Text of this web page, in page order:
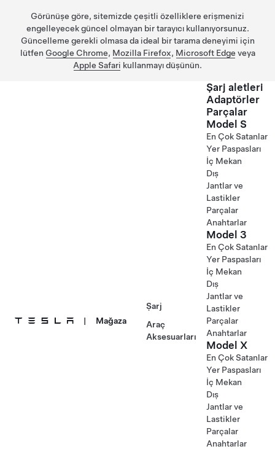
Görünüşe göre, sitemizde çeşitli özelliklere erişmenizi
engelleyecek güncel olmayan bir tarayıcı kullanıyorsunuz.
Güncelleme gerekli olmasa da ideal bir tarama deneyimi için
lütfen Google Chrome, Mozilla Firefox, Microsoft Edge veya
Apple Safari kullanmayı düşünün.
| Mağaza
Şarj
Araç
Aksesuarları
Şarj aletleri
Adaptörler
Parçalar
Model S
En Çok Satanlar
Yer Paspasları
İç Mekan
Dış
Jantlar ve
Lastikler
Parçalar
Anahtarlar
Model 3
En Çok Satanlar
Yer Paspasları
İç Mekan
Dış
Jantlar ve
Lastikler
Parçalar
Anahtarlar
Model X
En Çok Satanlar
Yer Paspasları
İç Mekan
Dış
Jantlar ve
Lastikler
Parçalar
Anahtarlar